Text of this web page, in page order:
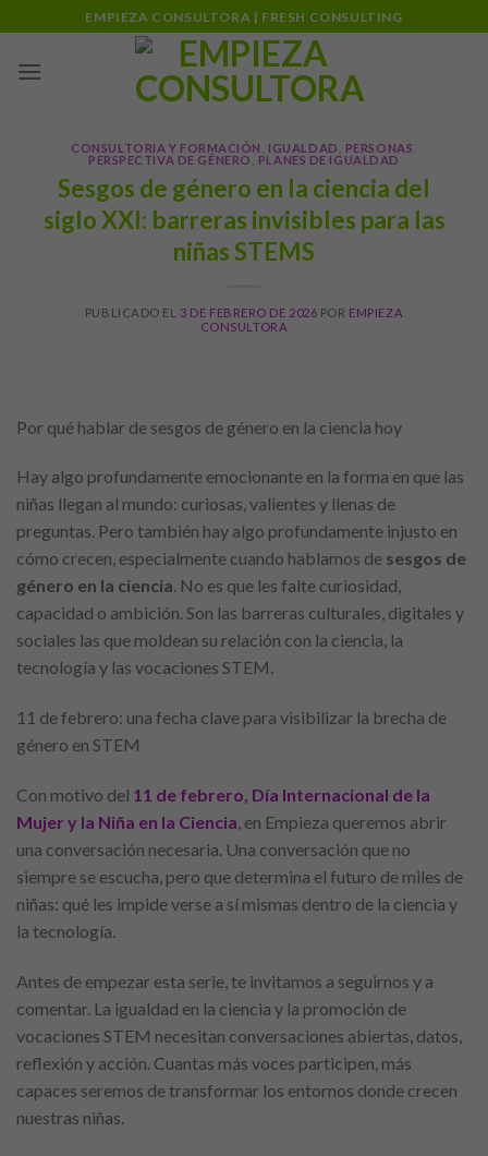
to
content
EMPIEZA CONSULTORA | FRESH CONSULTING
CONSULTORIA Y FORMACIÓN IGUALDAD PERSONAS
PERSPECTIVA DE GÉNERO
PLANES DE IGUALDAD
Sesgos de género en la ciencia del
siglo XXI: barreras invisibles para las
niñas STEMS
PUBLICADO EL 3 DE FEBRERO DE 2026 POR EMPIEZA
CONSULTORA
Por qué hablar de sesgos de género en la ciencia hoy
Hay algo profundamente emocionante en la forma en que las
niñas llegan al mundo: curiosas, valientes y llenas de
preguntas. Pero también hay algo profundamente injusto en
cómo crecen, especialmente cuando hablamos de sesgos de
género en la ciencia. No es que les falte curiosidad,
capacidad o ambición. Son las barreras culturales, digitales y
sociales las que moldean su relación con la ciencia, la
tecnología y las vocaciones STEM.
11 de febrero: una fecha clave para visibilizar la brecha de
género en STEM
Con motivo del 11 de febrero, Día Internacional de la
Mujer y la Niña en la Ciencia, en Empieza queremos abrir
una conversación necesaria. Una conversación que no
siempre se escucha, pero que determina el futuro de miles de
niñas: qué les impide verse a sí mismas dentro de la ciencia y
la tecnología.
Antes de empezar esta serie, te invitamos a seguirnos y a
comentar. La igualdad en la ciencia y la promoción de
vocaciones STEM necesitan conversaciones abiertas, datos,
reflexión y acción. Cuantas más voces participen, más
capaces seremos de transformar los entornos donde crecen
nuestras niñas.